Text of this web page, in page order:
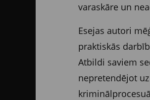
varaskāre un
Esejas autori
praktiskās
Atbildi saviem
nepretendējot